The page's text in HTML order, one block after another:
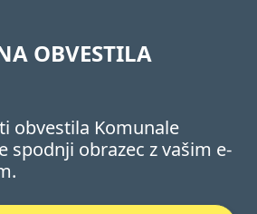
OBVESTILA
obvestila Komunale
spodnji obrazec z vašim e-